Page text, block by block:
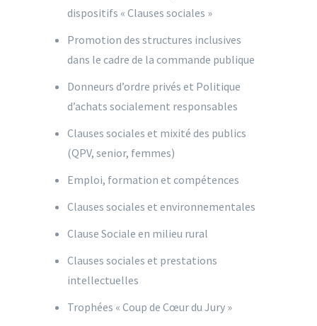
dispositifs « Clauses sociales »
Promotion des structures inclusives
dans le cadre de la commande publique
Donneurs d’ordre privés et Politique
d’achats socialement responsables
Clauses sociales et mixité des publics
(QPV, senior, femmes)
Emploi, formation et compétences
Clauses sociales et environnementales
Clause Sociale en milieu rural
Clauses sociales et prestations
intellectuelles
Trophées « Coup de Cœur du Jury »